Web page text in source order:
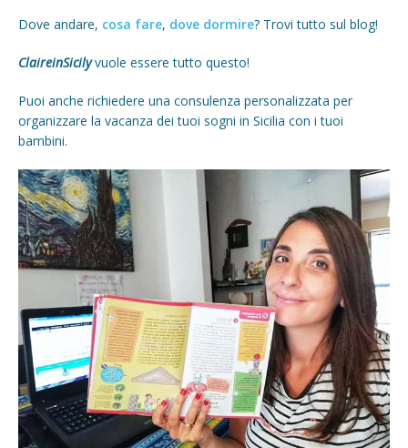
Dove andare, cosa fare, dove dormire? Trovi tutto sul blog!
ClaireinSicilyvuole essere tutto questo!
Puoi anche richiedere una consulenza personalizzata per
organizzare la vacanza dei tuoi sogni in Sicilia con i tuoi
bambini.